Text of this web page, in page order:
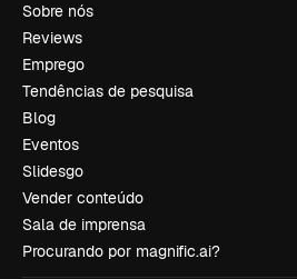
Sobre nós
Reviews
Emprego
Tendências de pesquisa
Blog
Eventos
Slidesgo
Vender conteúdo
Sala de imprensa
Procurando por magnific.ai?